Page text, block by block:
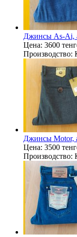
Джинсы As-Ai,
Цена: 3600
Производство:
Джинсы Motor,
Цена: 3500
Производство: